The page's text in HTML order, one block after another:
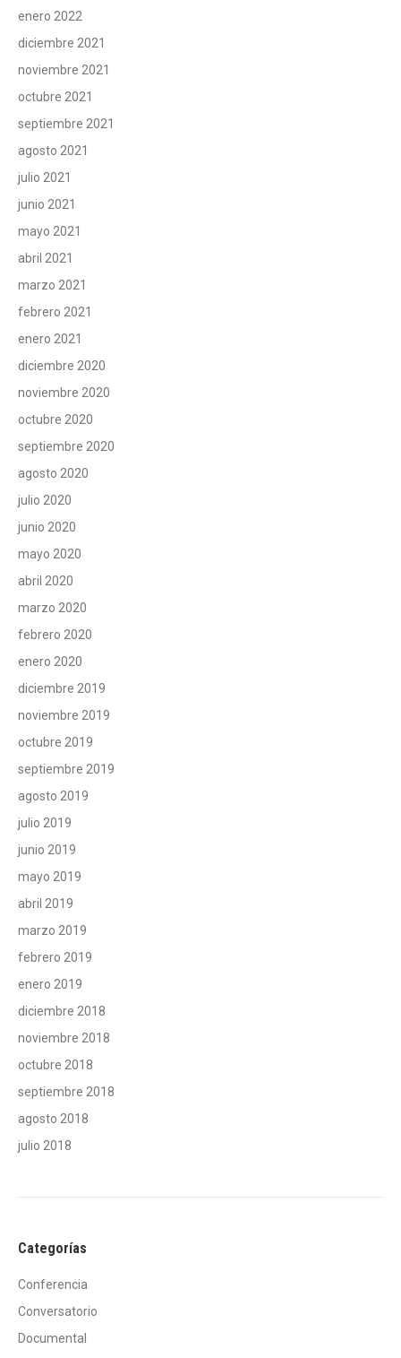
enero 2022
diciembre 2021
noviembre 2021
octubre 2021
septiembre 2021
agosto 2021
julio 2021
junio 2021
mayo 2021
abril 2021
marzo 2021
febrero 2021
enero 2021
diciembre 2020
noviembre 2020
octubre 2020
septiembre 2020
agosto 2020
julio 2020
junio 2020
mayo 2020
abril 2020
marzo 2020
febrero 2020
enero 2020
diciembre 2019
noviembre 2019
octubre 2019
septiembre 2019
agosto 2019
julio 2019
junio 2019
mayo 2019
abril 2019
marzo 2019
febrero 2019
enero 2019
diciembre 2018
noviembre 2018
octubre 2018
septiembre 2018
agosto 2018
julio 2018
Categorías
Conferencia
Conversatorio
Documental